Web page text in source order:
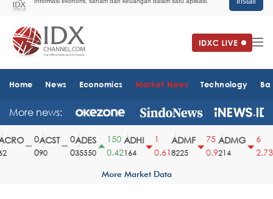
Home News Economics Market News Technology
More news:
ACST
90
ADES
35550
150
0.42
ADHI
164
0.61
ADMF
8225
75
0.9
ADMG
214
2.73
More Market Data